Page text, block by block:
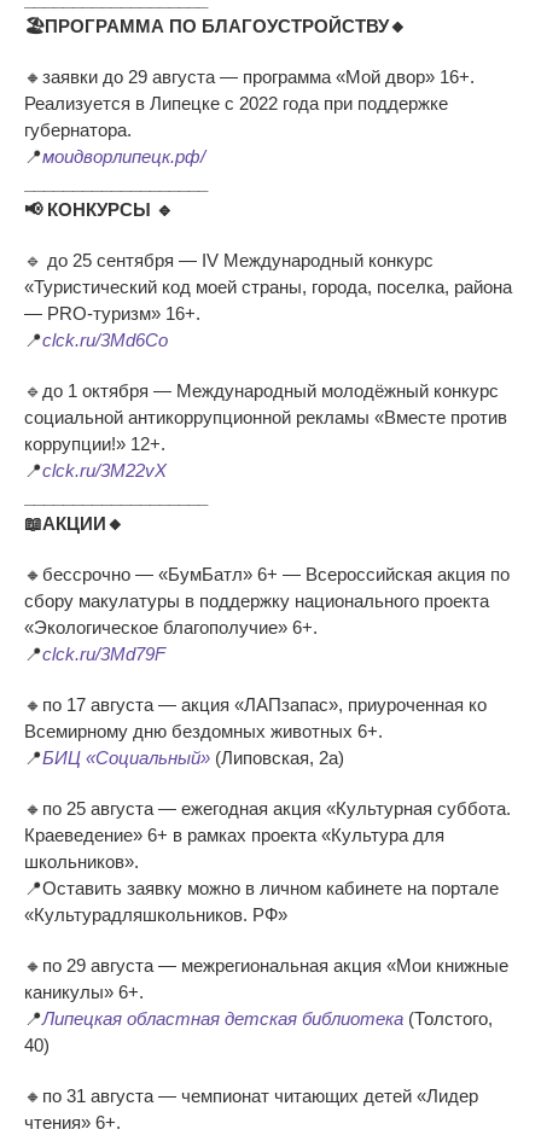
🏖ПРОГРАММА ПО БЛАГОУСТРОЙСТВУ🔸
🔸заявки до 29 августа — программа «Мой двор» 16+.
Реализуется в Липецке с 2022 года при поддержке
губернатора.
📍моидворлипецк.рф/
📢 КОНКУРСЫ 🔹
🔹 до 25 сентября — IV Международный конкурс
«Туристический код моей страны, города, поселка, района
— PRO-туризм» 16+.
📍clck.ru/3Md6Co
🔹до 1 октября — Международный молодёжный конкурс
социальной антикоррупционной рекламы «Вместе против
коррупции!» 12+.
📍clck.ru/3M22vX
📖АКЦИИ🔸
🔸бессрочно — «БумБатл» 6+ — Всероссийская акция по
сбору макулатуры в поддержку национального проекта
«Экологическое благополучие» 6+.
📍clck.ru/3Md79F
🔸по 17 августа — акция «ЛАПзапас», приуроченная ко
Всемирному дню бездомных животных 6+.
📍БИЦ «Социальный» (Липовская, 2а)
🔸по 25 августа — ежегодная акция «Культурная суббота.
Краеведение» 6+ в рамках проекта «Культура для
школьников».
📍Оставить заявку можно в личном кабинете на портале
«Культурадляшкольников. РФ»
🔸по 29 августа — межрегиональная акция «Мои книжные
каникулы» 6+.
📍Липецкая областная детская библиотека (Толстого,
40)
🔸по 31 августа — чемпионат читающих детей «Лидер
чтения» 6+.